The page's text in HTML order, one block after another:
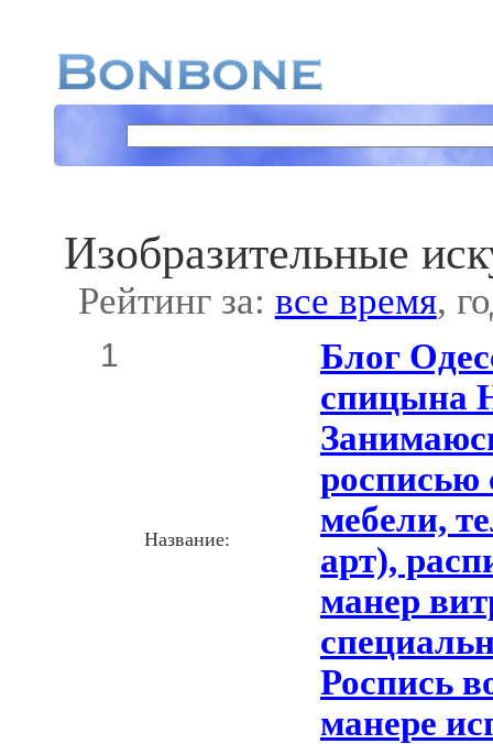
Изобразительные
Рейтинг за: все время,
1
Название:
Блог
спицына
росписью
мебели,
арт),
манер
Роспись
манере